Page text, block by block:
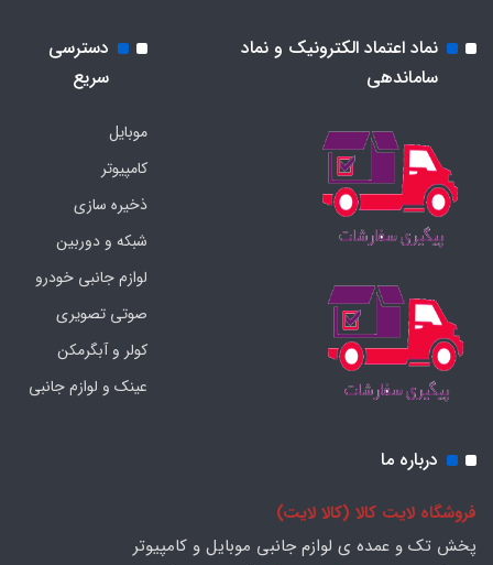
نماد اعتماد الکترونیک و نماد
ساماندهی
دسترسی
سریع
موبایل
کامپیوتر
ذخیره سازی
شبکه و دوربین
لوازم جانبی خودرو
صوتی تصویری
کولر و آبگرمکن
عینک و لوازم جانبی
درباره ما
فروشگاه لایت کالا (کالا لایت)
پخش تک و عمده ی لوازم جانبی موبایل و کامپیوتر